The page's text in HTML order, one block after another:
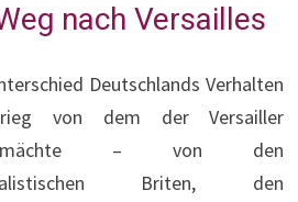
nach Versailles
Deutschlands Verhalten
von dem der Versailler
– von den
Briten, den